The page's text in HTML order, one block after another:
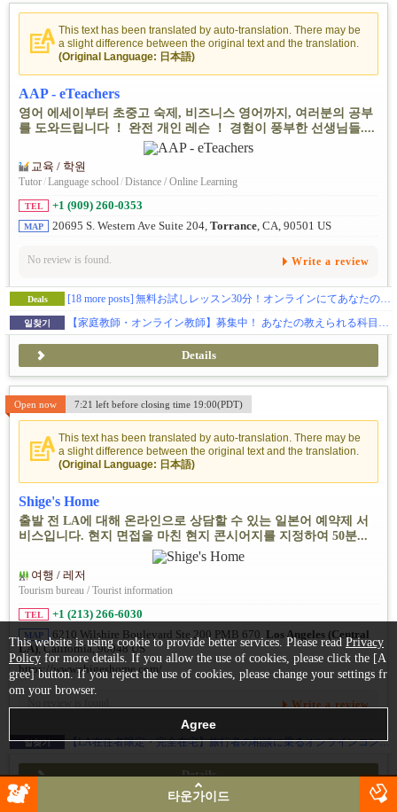
This text has been translated by auto-translation. There may be
a slight difference between the original text and the translation.
(Original Language: 日本語)
AAP - eTeachers
영어 에세이부터 초중고 숙제, 비즈니스 영어까지, 여러분의 공부
를 도와드립니다 ！ 완전 개인 레슨 ！ 경험이 풍부한 선생님들....
교육 / 학원
Tutor/Language school/Distance / Online Learning
TEL +1 (909) 260-0353
MAP 20695 S. Western Ave Suite 204, Torrance, CA, 90501 US
No review is found. Write a review
Deals [18 more posts] 無料お試しレッスン30分！オンラインにてあなたの勉強をサポートします！
일찾기 【家庭教師・オンライン教師】募集中！ あなたの教えられる科目で是非お仕事してみませんか？教育に情熱を持っている人を求めます。週一回などのご勤務可能です！
Details
Open now 7:21 left before closing time 19:00(PDT)
This text has been translated by auto-translation. There may be
a slight difference between the original text and the translation.
(Original Language: 日本語)
Shige's Home
출발 전 LA에 대해 온라인으로 상담할 수 있는 일본어 예약제 서
비스입니다. 현지 면접을 마친 현지 콘시어지를 지정하여 50분...
여행 / 레저
Tourism bureau / Tourist information
TEL +1 (213) 266-6030
MAP 6210 Wilshire Boulevard Ste 200 PMB 670, Los Angeles (Central
LA), California, 90048 US
https://www.shigeshome.com/
Write a review
일찾기 【LA在住者限定・完全在宅】旅行者の相談に乗るオンラインコンシェルジュ募集！スキマ時間でOK。まずは30分程度のカジュアルなZoom面談からお話ししましょう。
Details
타운가이드
This website is using cookie to provide better services. Please readPrivacy
Policy for more details. If you allow the use of cookies, please click the [A
gree] button. If you reject the use of cookies, please change your settings fr
om your browser.